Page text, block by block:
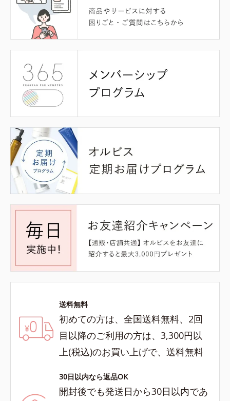
送料無料
初めての方は、全国送料無料、2回
目以降のご利用の方は、3,300円以
上(税込)のお買い上げで、送料無料
30日以内なら返品OK
開封後でも発送日から30日以内であ